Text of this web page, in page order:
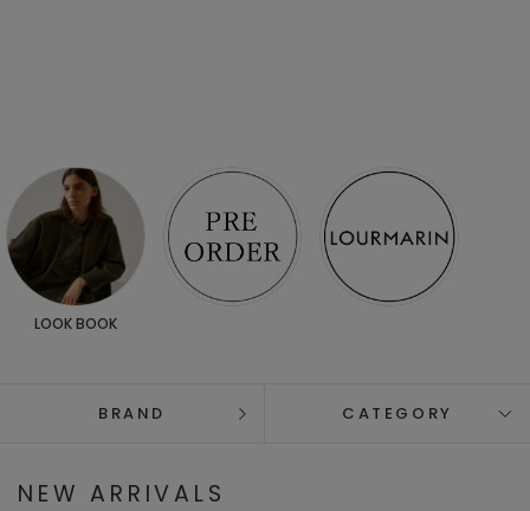
LOOK BOOK
BRAND CATEGORY
NEW ARRIVALS